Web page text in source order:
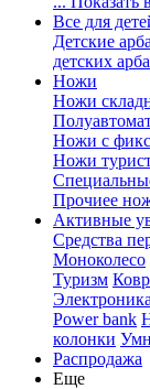
Все для
Детские
детских
Ножи
Ножи
Ножи с
Ножи
Прочиее
Активные
Средства
Моноколесо
Туризм
Электроника
Power bank
колонки
Распродажа
Еще